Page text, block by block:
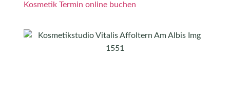
Kosmetik Termin online buchen